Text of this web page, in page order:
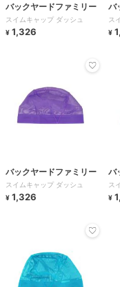
バックヤードファミリー
スイムキャップ ダッシュ
¥ 1,326
バ
ス
¥
バックヤードファミリー
スイムキャップ ダッシュ
¥ 1,326
バ
ス
¥